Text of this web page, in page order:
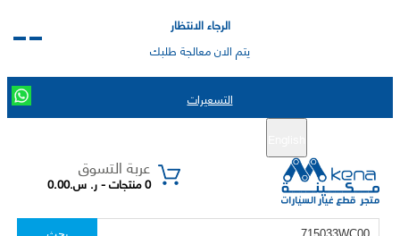
الرجاء الانتظار
يتم الان معالجة طلبك
التسعيرات
عربة التسوق
0 منتجات - ر. س.0.00